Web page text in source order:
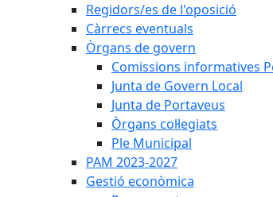
Regidors/es de l'oposició
Càrrecs eventuals
Òrgans de govern
Comissions informatives
Junta de Govern Local
Junta de Portaveus
Òrgans col·legiats
Ple Municipal
PAM 2023-2027
Gestió econòmica